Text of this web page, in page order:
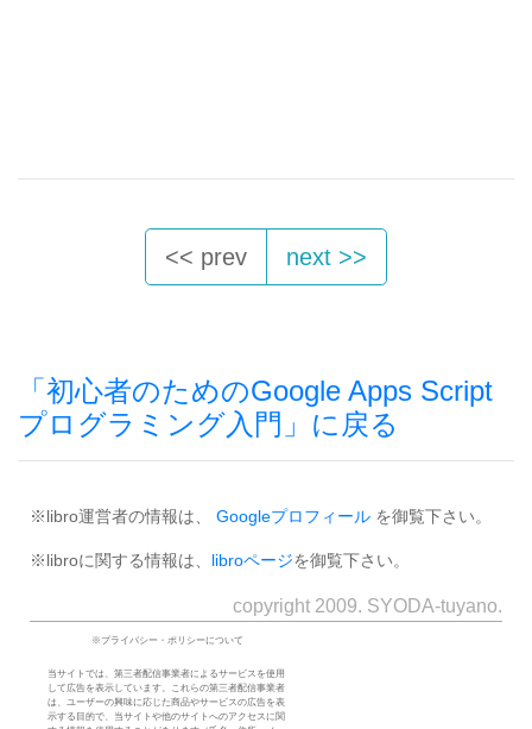
<< prev next >>
「初心者のためのGoogle Apps Script
プログラミング入門」に戻る
※libro運営者の情報は、 Googleプロフィール を御覧下さい。
※libroに関する情報は、 libroページを御覧下さい。
copyright 2009. SYODA-tuyano.
※プライバシー・ポリシーについて
当サイトでは、第三者配信事業者によるサービスを使用
して広告を表示しています。これらの第三者配信事業者
は、ユーザーの興味に応じた商品やサービスの広告を表
示する目的で、当サイトや他のサイトへのアクセスに関